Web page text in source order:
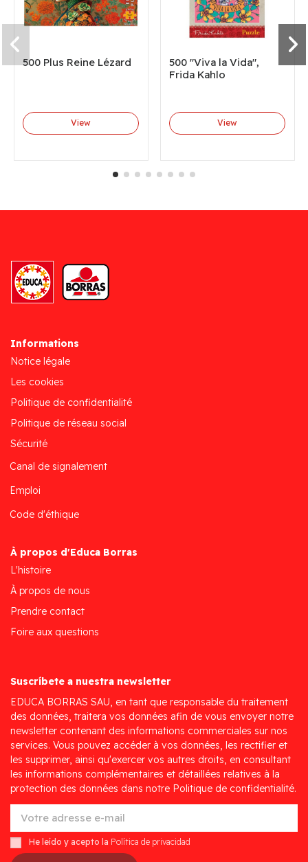
500 Plus Reine Lézard
View
500 "Viva la Vida",
Frida Kahlo
View
Informations
Notice légale
Les cookies
Politique de confidentialité
Politique de réseau social
Sécurité
Canal de signalement
Emploi
Code d'éthique
À propos d'Educa Borras
L'histoire
À propos de nous
Prendre contact
Foire aux questions
Suscríbete a nuestra newsletter
EDUCA BORRAS SAU, en tant que responsable du traitement
des données, traitera vos données afin de vous envoyer notre
newsletter contenant des informations commerciales sur nos
services. Vous pouvez accéder à vos données, les rectifier et
les supprimer, ainsi qu'exercer vos autres droits, en consultant
les informations complémentaires et détaillées relatives à la
protection des données dans notre Politique de confidentialité.
He leído y acepto la Política de privacidad